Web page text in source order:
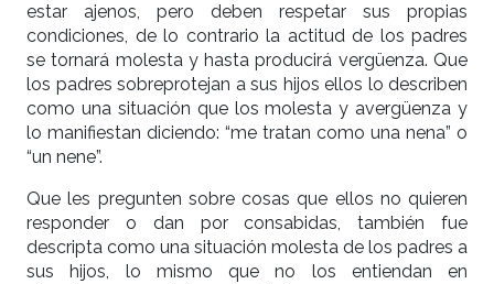
estar ajenos, pero deben respetar sus propias
condiciones, de lo contrario la actitud de los padres
se tornará molesta y hasta producirá vergüenza. Que
los padres sobreprotejan a sus hijos ellos lo describen
como una situación que los molesta y avergüenza y
lo manifiestan diciendo: “me tratan como una nena” o
“un nene”.
Que les pregunten sobre cosas que ellos no quieren
responder o dan por consabidas, también fue
descripta como una situación molesta de los padres a
sus hijos, lo mismo que no los entiendan en